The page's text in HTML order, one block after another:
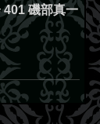
401 磯部真一